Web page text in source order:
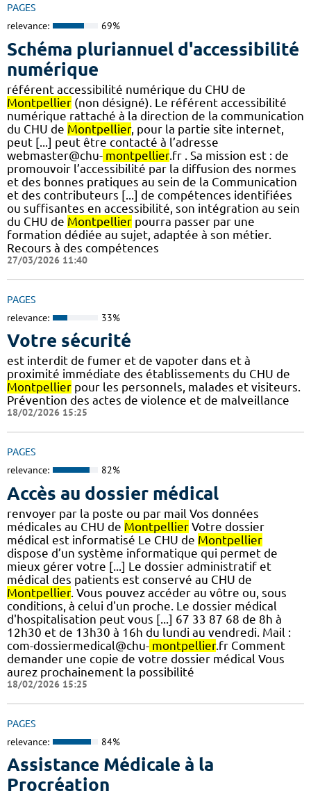
PAGES
relevance: 69%
Schéma pluriannuel d'accessibilité
numérique
référent accessibilité numérique du CHU de
Montpellier (non désigné). Le référent accessibilité
numérique rattaché à la direction de la communication
du CHU de Montpellier, pour la partie site internet,
peut [...] peut être contacté à l’adresse
webmaster@chu- montpellier.fr . Sa mission est : de
promouvoir l’accessibilité par la diffusion des normes
et des bonnes pratiques au sein de la Communication
et des contributeurs [...] de compétences identifiées
ou suffisantes en accessibilité, son intégration au sein
du CHU de Montpellier pourra passer par une
formation dédiée au sujet, adaptée à son métier.
Recours à des compétences
27/03/2026 11:40
PAGES
relevance: 33%
Votre sécurité
est interdit de fumer et de vapoter dans et à
proximité immédiate des établissements du CHU de
Montpellier pour les personnels, malades et visiteurs.
Prévention des actes de violence et de malveillance
18/02/2026 15:25
PAGES
relevance: 82%
Accès au dossier médical
renvoyer par la poste ou par mail Vos données
médicales au CHU de Montpellier Votre dossier
médical est informatisé Le CHU de Montpellier
dispose d’un système informatique qui permet de
mieux gérer votre [...] Le dossier administratif et
médical des patients est conservé au CHU de
Montpellier. Vous pouvez accéder au vôtre ou, sous
conditions, à celui d'un proche. Le dossier médical
d'hospitalisation peut vous [...] 67 33 87 68 de 8h à
12h30 et de 13h30 à 16h du lundi au vendredi. Mail :
com-dossiermedical@chu- montpellier.fr Comment
demander une copie de votre dossier médical Vous
aurez prochainement la possibilité
18/02/2026 15:25
PAGES
relevance: 84%
Assistance Médicale à la
Procréation